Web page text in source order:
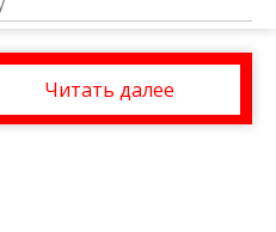
Читать далее